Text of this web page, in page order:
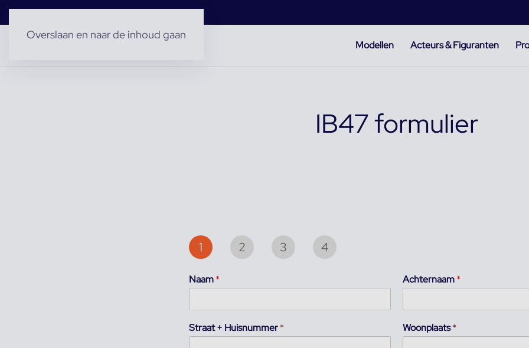
Overslaan en naar de inhoud gaan
Modellen Acteurs & Figuranten
IB47 formulier
1 2 3 4
Naam* Achternaam*
Straat + Huisnummer* Woonplaats*